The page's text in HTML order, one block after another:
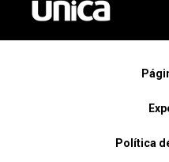
Política